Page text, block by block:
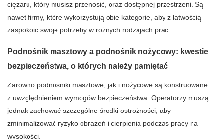
ciężaru, który musisz przenosić, oraz dostępnej przestrzeni. Są
nawet firmy, które wykorzystują obie kategorie, aby z łatwością
zaspokoić swoje potrzeby w różnych rodzajach prac.
Podnośnik masztowy a podnośnik nożycowy: kwestie
bezpieczeństwa, o których należy pamiętać
Zarówno podnośniki masztowe, jak i nożycowe są konstruowane
z uwzględnieniem wymogów bezpieczeństwa. Operatorzy muszą
jednak zachować szczególne środki ostrożności, aby
zminimalizować ryzyko obrażeń i cierpienia podczas pracy na
wysokości.